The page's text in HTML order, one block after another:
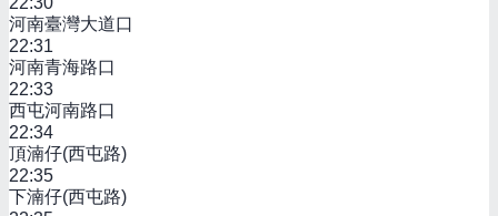
河南臺灣大道口
22:31
河南青海路口
22:33
西屯河南路口
22:34
頂湳仔(西屯路)
22:35
下湳仔(西屯路)